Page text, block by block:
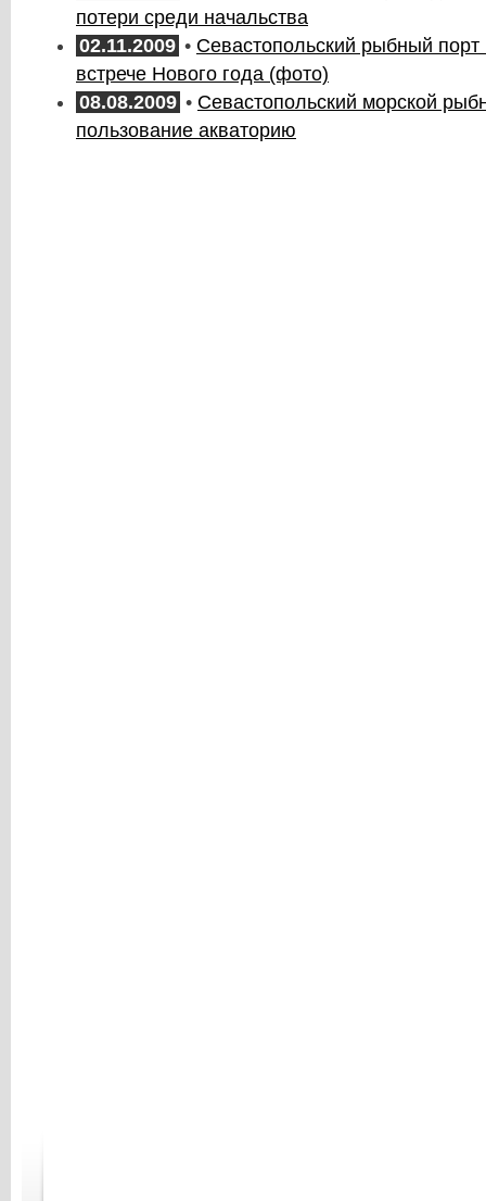
потери среди начальства
02.11.2009 • Севастопольский рыбный порт
встрече Нового года (фото)
08.08.2009 • Севастопольский морской
пользование акваторию